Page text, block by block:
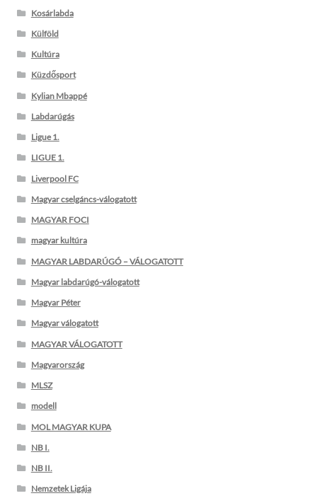
Kosárlabda
Külföld
Kultúra
Küzdősport
Kylian Mbappé
Labdarúgás
Ligue 1.
LIGUE 1.
Liverpool FC
Magyar cselgáncs-válogatott
MAGYAR FOCI
magyar kultúra
MAGYAR LABDARÚGÓ – VÁLOGATOTT
Magyar labdarúgó-válogatott
Magyar Péter
Magyar válogatott
MAGYAR VÁLOGATOTT
Magyarország
MLSZ
modell
MOL MAGYAR KUPA
NB I.
NB II.
Nemzetek Ligája